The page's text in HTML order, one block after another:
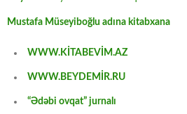
Mustafa Müseyiboğlu adına kitabxana
WWW.KİTABEVİM.AZ
WWW.BEYDEMİR.RU
“Ədəbi ovqat” jurnalı